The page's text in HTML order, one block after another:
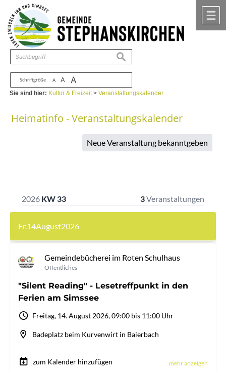
Zum Inhalt ,zur Navigation
Schriftgröße A A A
suchen
Sie sind hier: Kultur & Freizeit>Veranstaltungskalender
Heimatinfo - Veranstaltungskalender